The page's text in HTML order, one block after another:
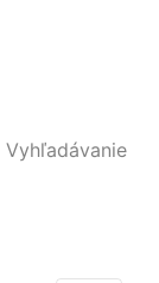
Vyhľadávanie